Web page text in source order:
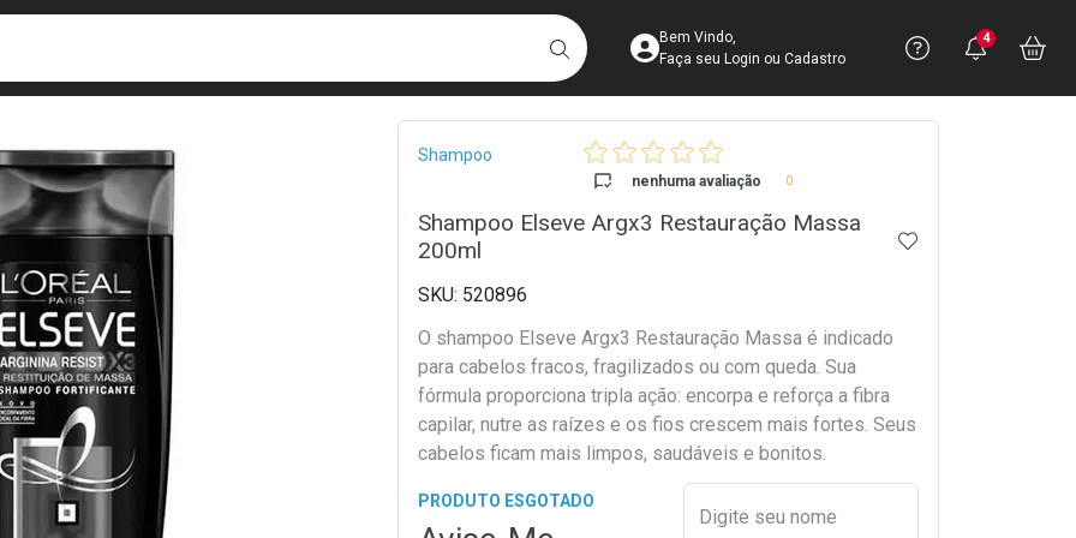
BUSCARAcesse sua Conta
Bem Vindo,
Faça seu Login ou Cadastro
Precisa
Ver Recursos
Você
4
Breadcrumb
Shampoo
nenhuma avaliação 0
Shampoo Elseve Argx3 Restauração Massa
200ml
ADICIONAR AOS
520896
O shampoo Elseve Argx3 Restauração Massa é indicado
para cabelos fracos, fragilizados ou com queda. Sua
fórmula proporciona tripla ação: encorpa e reforça a fibra
capilar, nutre as raízes e os fios crescem mais fortes. Seus
cabelos ficam mais limpos, saudáveis e bonitos.
PRODUTO ESGOTADO Preencher nome e email
Digite seu nome